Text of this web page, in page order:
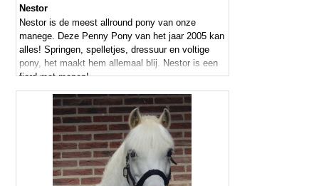
Nestor
Nestor is de meest allround pony van onze
manege. Deze Penny Pony van het jaar 2005 kan
alles! Springen, spelletjes, dressuur en voltige
pony, het maakt hem allemaal blij. Nestor is een
fjord met manen!